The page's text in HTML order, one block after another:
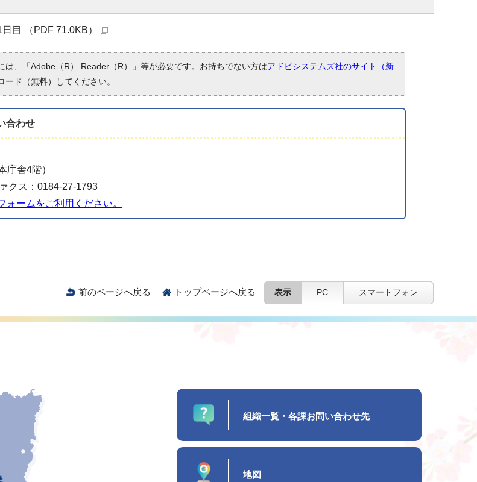
目 （PDF 71.0KB）
は、「Adobe（R） Reader（R）」等が必要です。お持ちでない方はアドビシステムズ社のサイト（新
ード（無料）してください。
合わせ
庁舎4階）
クス：0184-27-1793
ォームをご利用ください。
前のページへ戻る トップページへ戻る 表示 PC スマートフォン
組織一覧・各課お問い合わせ先
地図